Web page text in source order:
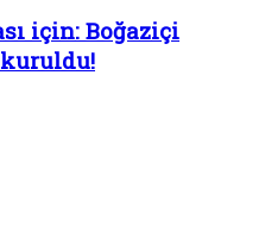
için: Boğaziçi
kuruldu!